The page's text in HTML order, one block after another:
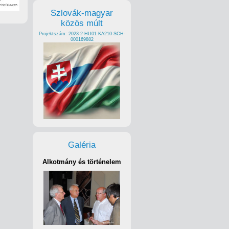
Szlovák-magyar
közös múlt
Projektszám: 2023-2-HU01-KA210-SCH-
000169882
Galéria
Alkotmány és történelem